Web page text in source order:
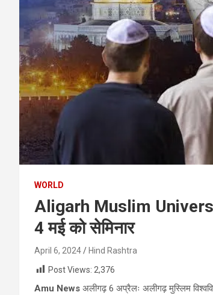
WORLD
Aligarh Muslim
4 मई को सेमिनार
April 6, 2024
Hind Rashtra
Post Views: 2,376
Amu News अलीगढ़ 6 अप्रैलः अलीगढ़ मुस्लिम